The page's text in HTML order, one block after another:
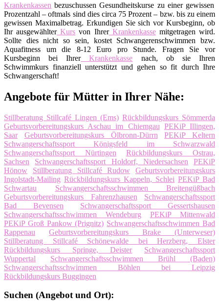
Krankenkassen bezuschussen Gesundheitskurse zu einer gewissen
Prozentzahl – oftmals sind dies circa 75 Prozent – bzw. bis zu einem
gewissen Maximalbetrag. Erkundigen Sie sich vor Kursbeginn, ob
Ihr ausgewählterKurs von IhrerKrankenkassemitgetragen wird.
Sollte dies nicht so sein, kostet Schwangerenschwimmen bzw.
Aquafitness um die 8-12 Euro pro Stunde. Fragen Sie vor
Kursbeginn bei IhrerKrankenkasse nach, ob sie Ihren
Schwimmkurs finanziell unterstützt und gehen so fit durch Ihre
Schwangerschaft!
Angebote für Mütter in Ihrer Nähe:
Stillberatung Stillcafé Lingen (Ems) Rückbildungskurs Sömmerda
Geburtsvorbereitungskurs Aschau im Chiemgau PEKiP Illingen,
Saar
Geburtsvorbereitungskurs Ölbronn-Dürrn
PEKiP Keltern
Schwangerschaftssport Königsfeld im Schwarzwald
Schwangerschaftssport Nürtingen
Rückbildungskurs Ostrau,
Sachsen
Schwangerschaftssport Holdorf, Niedersachsen
PEKiP
Hönow
Stillberatung Stillcafé Rudow
Geburtsvorbereitungskurs
Ingolstadt-Mailing Rückbildungskurs Kappeln, Schlei PEKiP Bad
Schwartau
Schwangerschaftsschwimmen Breitengüßbach
Geburtsvorbereitungskurs Fahrenzhausen
Schwangerschaftssport
Bad Bevensen
Schwangerschaftssport Gessertshausen
Schwangerschaftsschwimmen Wendeburg
PEKiP Mittenwald
PEKiP Groß Pankow (Prignitz) Schwangerschaftsschwimmen Bad
Rappenau
Geburtsvorbereitungskurs Brake (Unterweser)
Stillberatung Stillcafé Schönewalde bei Herzberg, Elster
Rückbildungskurs Springe, Deister
Schwangerschaftssport
Wuppertal
Schwangerschaftsschwimmen Brühl (Baden)
Schwangerschaftsschwimmen Böhlen bei Leipzig
Rückbildungskurs Buggingen
Suchen (Angebot und Ort):